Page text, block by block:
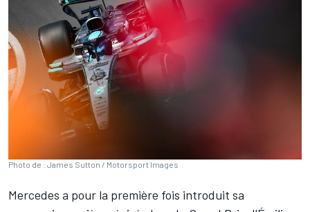
Photo de : James Sutton / Motorsport Images
Mercedes a pour la première fois introduit sa